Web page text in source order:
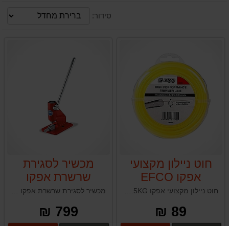
סידור:
חוט ניילון מקצועי
אפקו EFCO
0.5KG
89 ₪
מכשיר לסגירת
שרשרת אפקו
EFCO
799 ₪